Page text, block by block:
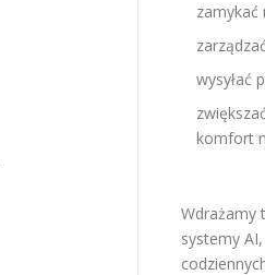
zamykać
wysyłać
komfort
Wdrażamy
systemy